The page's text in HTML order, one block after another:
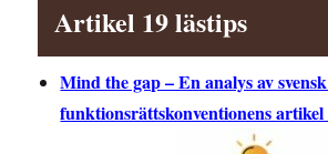
Artikel 19 lästips
Mind the gap – En analys av
funktionsrättskonventionens artikel